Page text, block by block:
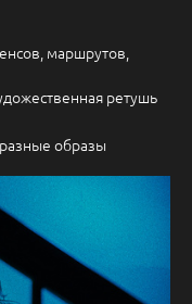
маршрутов,
ретушь
образы